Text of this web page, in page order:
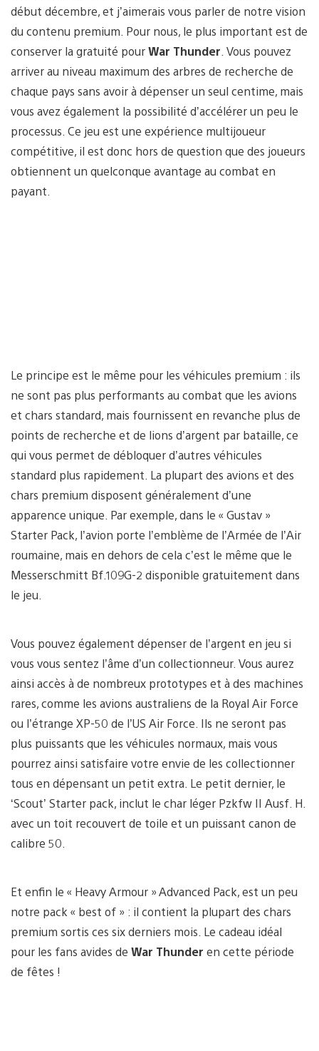
début décembre, et j’aimerais vous parler de notre vision
du contenu premium. Pour nous, le plus important est de
conserver la gratuité pourWar Thunder . Vous pouvez
arriver au niveau maximum des arbres de recherche de
chaque pays sans avoir à dépenser un seul centime, mais
vous avez également la possibilité d’accélérer un peu le
processus. Ce jeu est une expérience multijoueur
compétitive, il est donc hors de question que des joueurs
obtiennent un quelconque avantage au combat en
payant.
Le principe est le même pour les véhicules premium : ils
ne sont pas plus performants au combat que les avions
et chars standard, mais fournissent en revanche plus de
points de recherche et de lions d’argent par bataille, ce
qui vous permet de débloquer d’autres véhicules
standard plus rapidement. La plupart des avions et des
chars premium disposent généralement d’une
apparence unique. Par exemple, dans le « Gustav »
Starter Pack, l’avion porte l’emblème de l’Armée de l’Air
roumaine, mais en dehors de cela c’est le même que le
Messerschmitt Bf.109G-2 disponible gratuitement dans
le jeu.
Vous pouvez également dépenser de l’argent en jeu si
vous vous sentez l’âme d’un collectionneur. Vous aurez
ainsi accès à de nombreux prototypes et à des machines
rares, comme les avions australiens de la Royal Air Force
ou l’étrange XP-50 de l’US Air Force. Ils ne seront pas
plus puissants que les véhicules normaux, mais vous
pourrez ainsi satisfaire votre envie de les collectionner
tous en dépensant un petit extra. Le petit dernier, le
‘Scout’ Starter pack, inclut le char léger Pzkfw II Ausf. H.
avec un toit recouvert de toile et un puissant canon de
calibre 50.
Et enfin le « Heavy Armour » Advanced Pack, est un peu
notre pack « best of » : il contient la plupart des chars
premium sortis ces six derniers mois. Le cadeau idéal
pour les fans avides de War Thunder en cette période
de fêtes !